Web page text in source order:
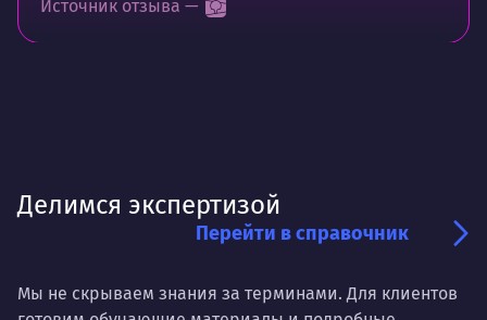
Источник отзыва —
Делимся экспертизой
Перейти в справочник
Мы не скрываем знания за терминами. Для клиентов